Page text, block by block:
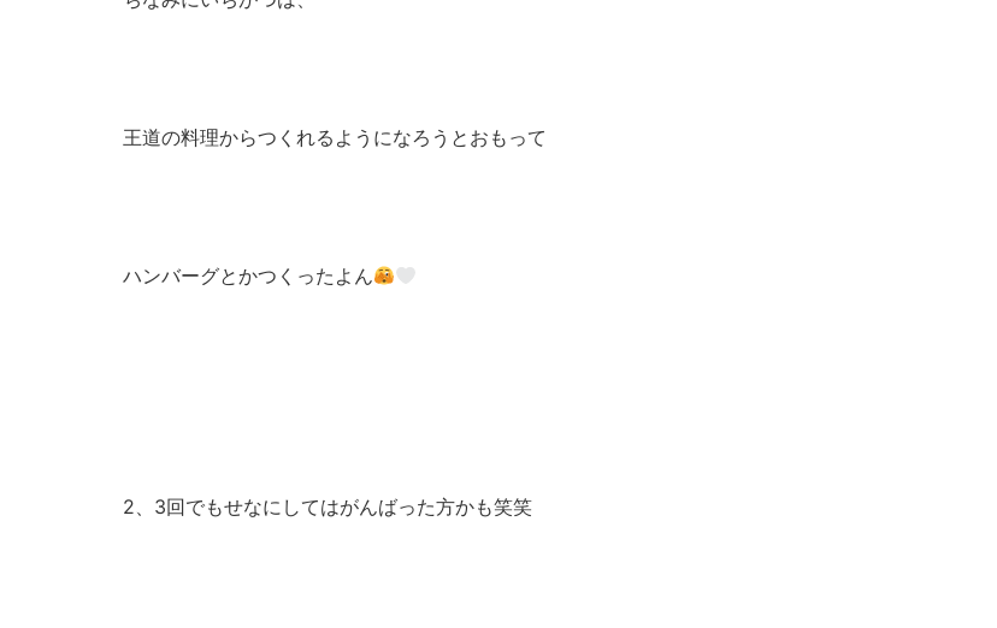
王道の料理からつくれるようになろうとおもって
ハンバーグとかつくったよん
2、3回でもせなにしてはがんばった方かも笑笑